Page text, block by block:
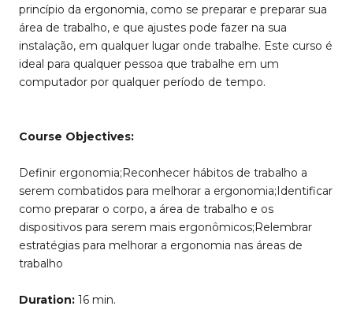
princípio da ergonomia, como se preparar e preparar sua
área de trabalho, e que ajustes pode fazer na sua
instalação, em qualquer lugar onde trabalhe. Este curso é
ideal para qualquer pessoa que trabalhe em um
computador por qualquer período de tempo.
Course Objectives:
Definir ergonomia;Reconhecer hábitos de trabalho a
serem combatidos para melhorar a ergonomia;Identificar
como preparar o corpo, a área de trabalho e os
dispositivos para serem mais ergonômicos;Relembrar
estratégias para melhorar a ergonomia nas áreas de
trabalho
Duration: 16 min.